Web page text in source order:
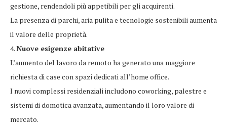
gestione, rendendoli più appetibili per gli acquirenti.
La presenza di parchi, aria pulita e tecnologie sostenibili aumenta
il valore delle proprietà.
4.Nuove esigenze abitative
L’aumento del lavoro da remoto ha generato una maggiore
richiesta di case con spazi dedicati all’home office.
I nuovi complessi residenziali includono coworking, palestre e
sistemi di domotica avanzata, aumentando il loro valore di
mercato.